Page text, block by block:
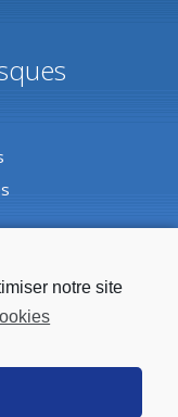
notre site